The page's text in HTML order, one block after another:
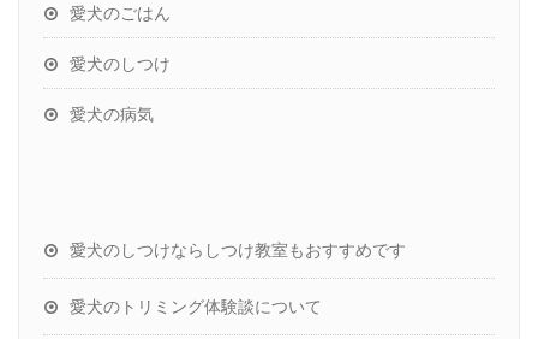
愛犬のごはん
愛犬のしつけ
愛犬の病気
愛犬のしつけならしつけ教室もおすすめです
愛犬のトリミング体験談について